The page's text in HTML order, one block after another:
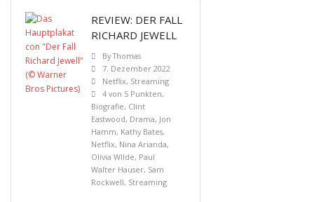
REVIEW: DER FALL
RICHARD JEWELL
ByThomas
7. Dezember 2022
Netflix, Streaming
4 von 5 Punkten,
Biografie, Clint
Eastwood, Drama, Jon
Hamm, Kathy Bates,
Netflix, Nina Arianda,
Olivia WIlde, Paul
Walter Hauser, Sam
Rockwell, Streaming